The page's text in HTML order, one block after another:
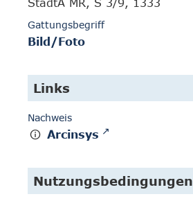
StadtA MR, S 3/9, 1333
Gattungsbegriff
Bild/Foto
Links
Nachweis
Arcinsys
Nutzungsbedingungen